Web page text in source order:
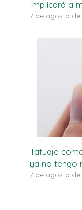
Implicará a
7 de agosto de
Tatuaje
ya no tengo
7 de agosto de